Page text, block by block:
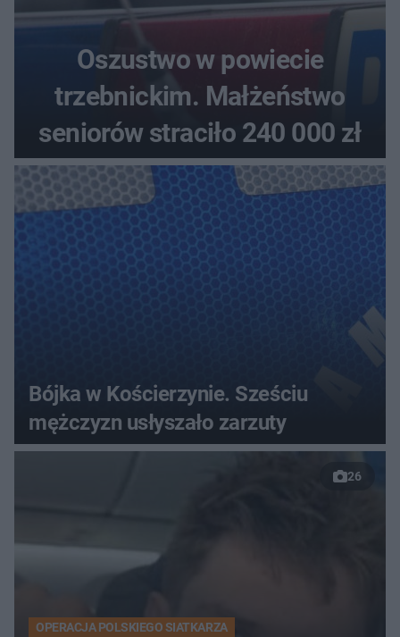
Oszustwo w powiecie
trzebnickim. Małżeństwo
seniorów straciło 240 000 zł
Bójka w Kościerzynie. Sześciu
mężczyzn usłyszało zarzuty
26
OPERACJA POLSKIEGO SIATKARZA